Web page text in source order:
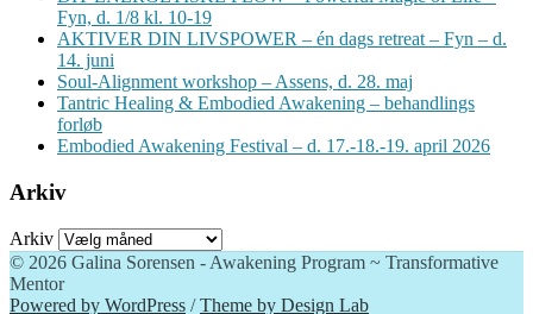
Fyn, d. 1/8 kl. 10-19
AKTIVER DIN LIVSPOWER – én dags retreat – Fyn – d.
14. juni
Soul-Alignment workshop – Assens, d. 28. maj
Tantric Healing & Embodied Awakening – behandlings
forløb
Embodied Awakening Festival – d. 17.-18.-19. april 2026
Arkiv
Arkiv
© 2026 Galina Sorensen - Awakening Program ~ Transformative
Mentor
Powered by WordPress /Theme by Design Lab